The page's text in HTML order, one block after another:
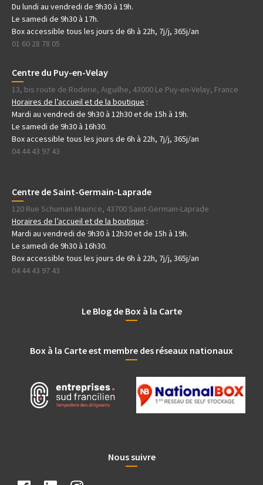
Du lundi au vendredi de 9h30 à 19h.
Le samedi de 9h30 à 17h.
Box accessible tous les jours de 6h à 22h, 7j/j, 365j/an
01 60 28 78 05
Centre du Puy-en-Velay
13, bis route de Roderie, Aiguilhe, 43000 Le Puy-en-Velay, France
Horaires de l’accueil et de la boutique :
Mardi au vendredi de 9h30 à 12h30 et de 15h à 19h.
Le samedi de 9h30 à 16h30.
Box accessible tous les jours de 6h à 22h, 7j/j, 365j/an
04 44 43 97 43
Centre de Saint-Germain-Laprade
120 Rue Schuman Maurice, 43700 Saint-Germain-Laprade
Horaires de l’accueil et de la boutique :
Mardi au vendredi de 9h30 à 12h30 et de 15h à 19h.
Le samedi de 9h30 à 16h30.
Box accessible tous les jours de 6h à 22h, 7j/j, 365j/an
04 44 43 97 43
Le Blog de Box à la Carte
Box à la Carte est membre des réseaux nationaux
Nous suivre